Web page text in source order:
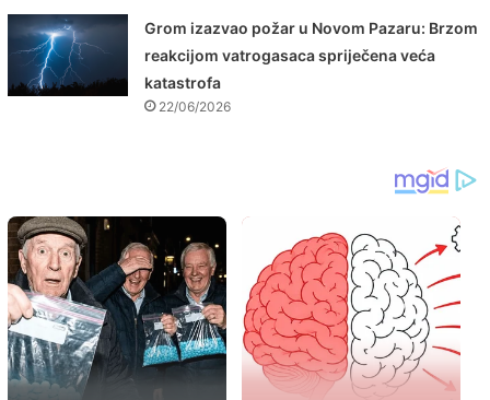
Grom izazvao požar u Novom Pazaru: Brzom
reakcijom vatrogasaca spriječena veća
katastrofa
22/06/2026